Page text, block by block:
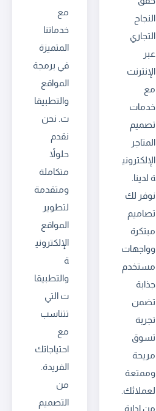
النجاح
التجاري
عبر
الإنترنت
مع
خدمات
تصميم
المتاجر
الإلكتروني
ة لدينا.
نوفر لك
تصاميم
مبتكرة
وواجهات
مستخدم
جذابة
تضمن
تجربة
تسوق
مريحة
وممتعة
لعملائك.
من إدارة
مع
خدماتنا
المتميزة
في برمجة
المواقع
والتطبيقا
ت. نحن
نقدم
حلولاً
متكاملة
ومتقدمة
لتطوير
المواقع
الإلكتروني
ة
والتطبيقا
ت التي
تتناسب
مع
احتياجاتك
الفريدة.
من
التصميم